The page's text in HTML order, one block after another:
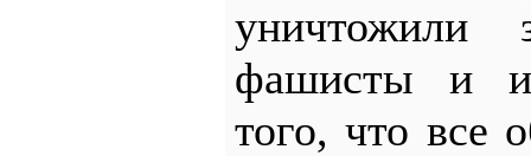
фашисты и
того, что все